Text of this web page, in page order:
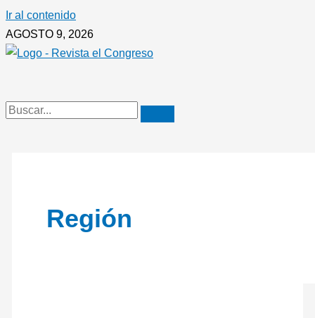
Ir al contenido
AGOSTO 9, 2026
Región